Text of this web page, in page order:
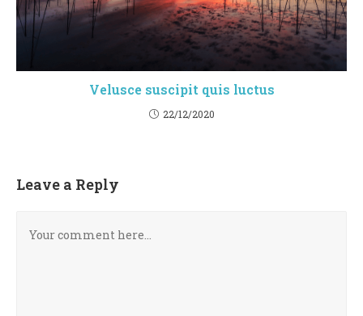
Velusce suscipit quis luctus
22/12/2020
Leave a Reply